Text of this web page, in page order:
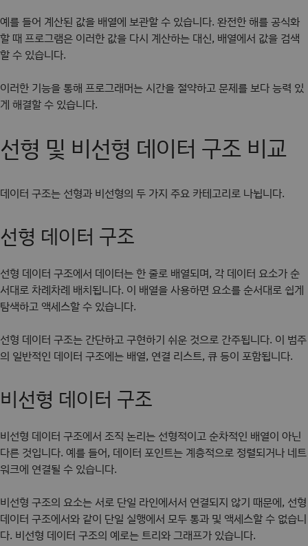
예를 들어 계산된 값을 배열에 보관할 수 있습니다. 완전한 해를 공식화
할 때 프로그램은 이러한 값을 다시 계산하는 대신, 배열에서 값을 검색
할 수 있습니다.
이러한 기능을 통해 프로그래머는 시간을 절약하고 문제를 보다 능력 있
게 해결할 수 있습니다.
선형 및 비선형 데이터 구조 비교
데이터 구조는 선형과 비선형의 두 가지 주요 카테고리로 나뉩니다.
선형 데이터 구조
선형 데이터 구조에서 데이터는 한 줄로 배열되며, 각 데이터 요소가 순
서대로 차례차례 배치됩니다. 이 배열을 사용하면 요소를 순서대로 쉽게
탐색하고 액세스할 수 있습니다.
선형 데이터 구조는 간단하고 구현하기 쉬운 것으로 간주됩니다. 이 범주
의 일반적인 데이터 구조에는 배열, 연결 리스트, 큐 등이 포함됩니다.
비선형 데이터 구조
비선형 데이터 구조에서 조직 논리는 선형적이고 순차적인 배열이 아닌
다른 것입니다. 예를 들어, 데이터 포인트는 계층적으로 정렬되거나 네트
워크에 연결될 수 있습니다.
비선형 구조의 요소는 서로 단일 라인에서서 연결되지 않기 때문에, 선형
데이터 구조에서와 같이 단일 실행에서 모두 통과 및 액세스할 수 없습니
다. 비선형 데이터 구조의 예로는 트리와 그래프가 있습니다.